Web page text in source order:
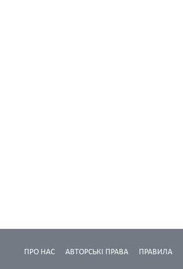
ПРАВИЛА
АВТОРСЬКІ ПРАВА
ПРО НАС